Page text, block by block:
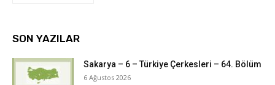
SON YAZILAR
Sakarya – 6 – Türkiye Çerkesleri – 64. Bölüm
6 Ağustos 2026